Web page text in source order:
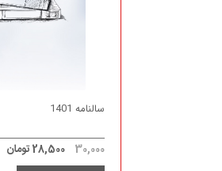
سالنامه 1401
30,000 28,500 تومان